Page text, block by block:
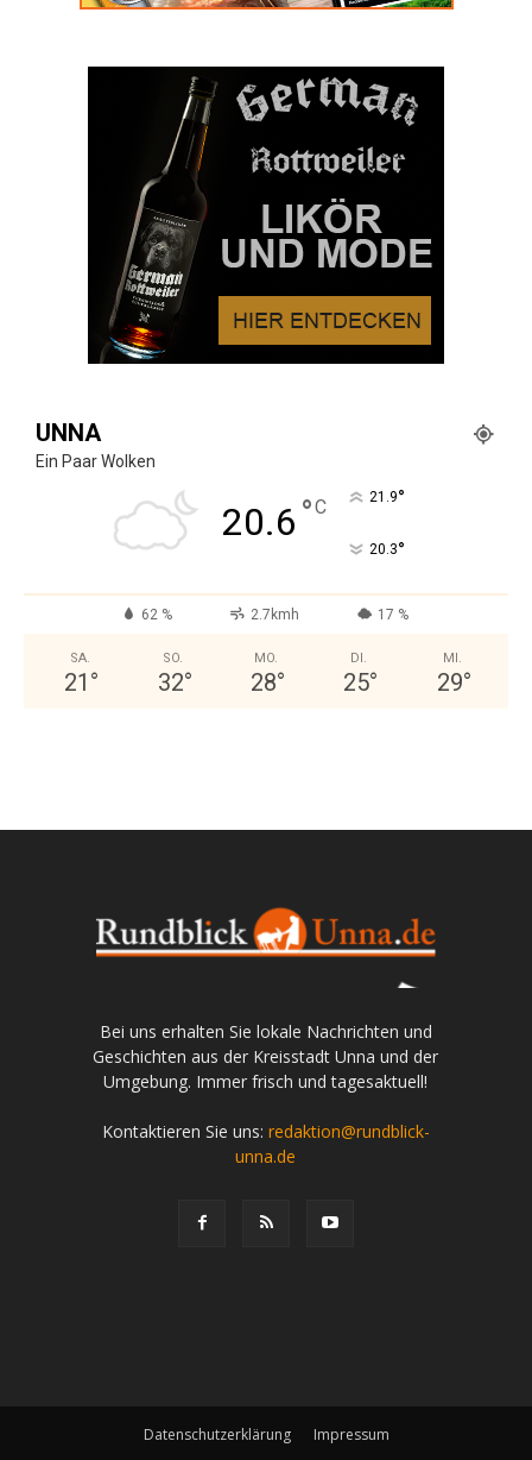
UNNA
Ein Paar Wolken
20.6 °C 21.9°
20.3°
62 % 2.7kmh 17 %
SA.
21 °
SO.
32°
MO.
28°
DI.
25°
MI.
29°
Bei uns erhalten Sie lokale Nachrichten und
Geschichten aus der Kreisstadt Unna und der
Umgebung. Immer frisch und tagesaktuell!
Kontaktieren Sie uns: redaktion@rundblick-
unna.de
Datenschutzerklärung Impressum